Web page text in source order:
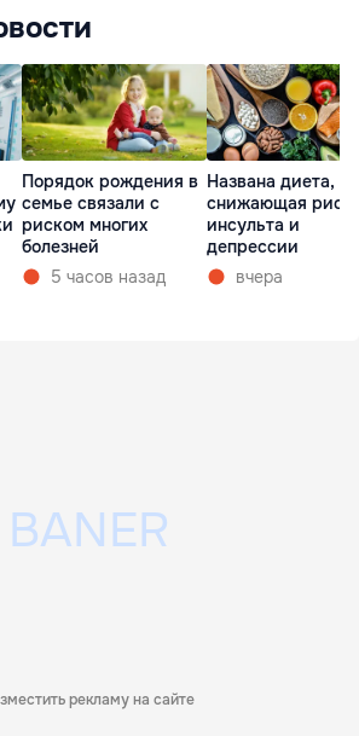
Порядок рождения в
семье связали с
риском многих
болезней
5 часов назад
Названа диета,
снижающая риск
инсульта и
депрессии
вчера
рекламу на сайте